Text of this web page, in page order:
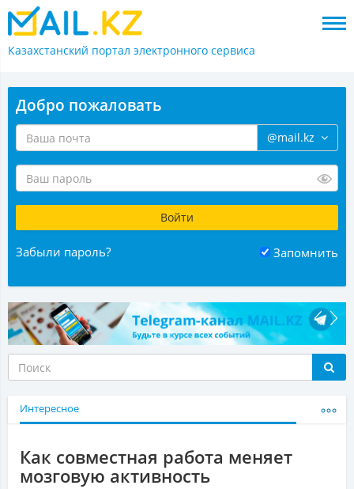
Казахстанский портал электронного сервиса
Добро пожаловать
@mail.kz
Забыли пароль? Запомнить
Интересное
Как совместная работа меняет
мозговую активность